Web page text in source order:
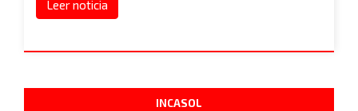
Leer noticia
INCASOL